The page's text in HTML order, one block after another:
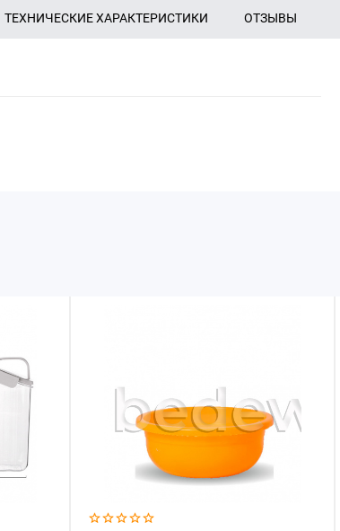
ТЕХНИЧЕСКИЕ ХАРАКТЕРИСТИКИ ОТЗЫВЫ